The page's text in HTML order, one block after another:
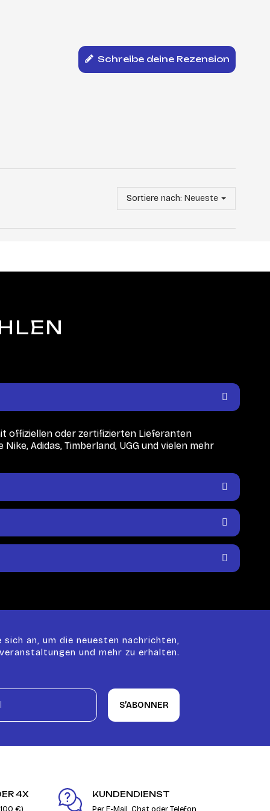
Schreibe deine Rezension
Sortiere nach: Neueste
offiziellen oder zertifizierten Lieferanten
Adidas, Timberland, UGG und vielen mehr
sich an, um die neuesten nachrichten,
und mehr zu erhalten.
S’ABONNER
4X
KUNDENDIENST